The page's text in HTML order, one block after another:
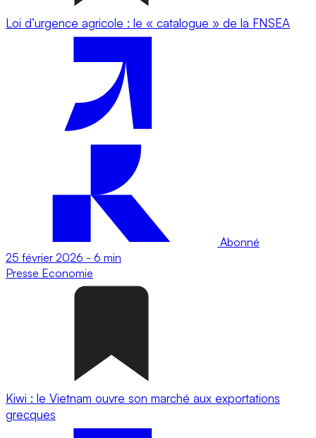
Loi d’urgence agricole : le « catalogue » de la FNSEA
Abonné
25 février 2026 - 6 min
Presse Economie
Kiwi : le Vietnam ouvre son marché aux exportations
grecques